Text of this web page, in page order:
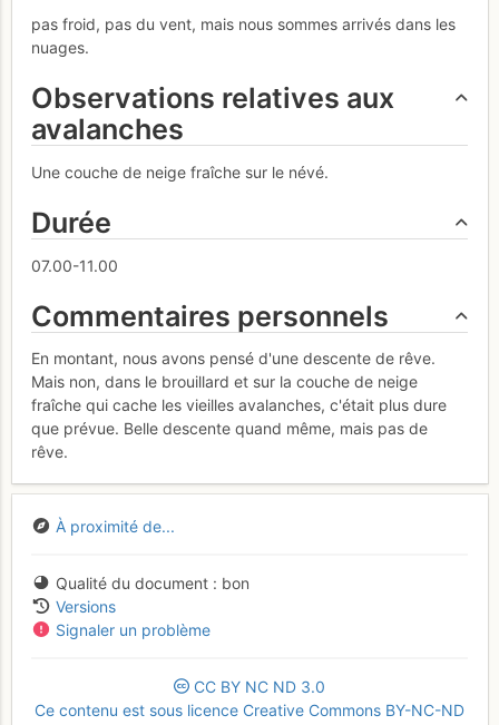
pas froid, pas du vent, mais nous sommes arrivés dans les
nuages.
Observations relatives aux
avalanches
Une couche de neige fraîche sur le névé.
Durée
07.00-11.00
Commentaires personnels
En montant, nous avons pensé d'une descente de rêve.
Mais non, dans le brouillard et sur la couche de neige
fraîche qui cache les vieilles avalanches, c'était plus dure
que prévue. Belle descente quand même, mais pas de
rêve.
À proximité de...
Qualité du document
bon
Versions
Signaler un problème
CC BY NC ND 3.0
Ce contenu est sous licence Creative Commons BY-NC-ND